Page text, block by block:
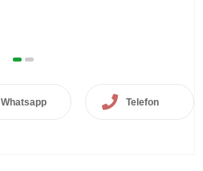
Whatsapp Telefon